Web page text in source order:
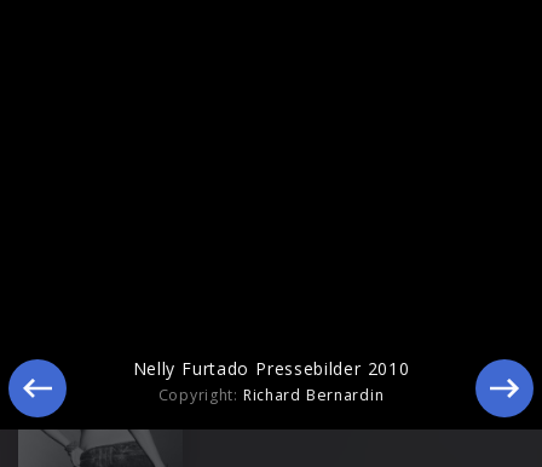
Nelly Furtado Pressebilder 2010
Copyright: Richard Bernardin